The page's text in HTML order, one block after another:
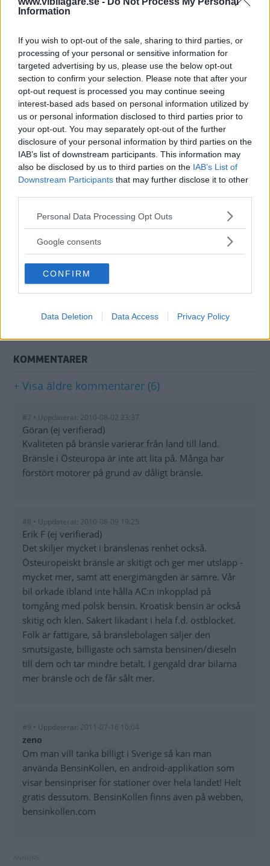
Information
If you wish to opt-out of the sale, sharing to third parties, or
processing of your personal or sensitive information for
targeted advertising by us, please use the below opt-out
section to confirm your selection. Please note that after your
opt-out request is processed you may continue seeing
interest-based ads based on personal information utilized by
us or personal information disclosed to third parties prior to
your opt-out. You may separately opt-out of the further
disclosure of your personal information by third parties on the
IAB’s list of downstream participants. This information may
also be disclosed by us to third parties on the IAB’s List of
Downstream Participants that may further disclose it to other
Please note that this website/app uses one or more Google
not limited to your visit or usage behaviour. You may click to
use your data for below specified purposes in below Google
consent section.
Personal Data Processing Opt Outs
Google consents
CONFIRM
Data Deletion Data Access Privacy Policy
MISSA INTE KOMMANDE ARTIKLAR OM
NYHETER
Få vårt nyhetsbrev utan kostnad
Genom att anmäla dig godkänner du OK-förlagets
personuppgiftspolicy.
LÄNKAR
Ekokörning med Motormännen
KOMMENTARER
+ Visa äldre kommentarer (6)
#7 • Uppdaterat: 2010-08-02 23:37
Göran (ej verifierad)
Kvaliteten på bränsle varierar från land till land.
Bränsle i Östeuropa är inte att lita på. Många har
förstört motorer på grund av dåligt bränsle.
#8 • Uppdaterat: 2010-08-09 19:25
Erik F (ej verifierad)
Det skiljer mycket i bränslenas renhet också.
Östeuropeiskt bränsle är skitigt och ger mer utsläpp -
mycket mer, samt att energimängden är sämre. Vår
bil orkade ibland inte hålla AC:n inkopplad på
tomgång med polsk bensin. Kroatisk bensin är också
skitig och klen. Säkert likadant i hela f.d. östblocket.
Folk är fattigare, så bränslebolagen säljer den
smutsigaste, billigaste och sämsta bensinen/dieseln
till dem och tar mindre betalt. I gengäld drar bilarna
mer bränsle och de får sålt mer.
#9 • Uppdaterat: 2011-07-16 10:04
zeno
Om man vill tanka billigt i Sverige så kan man
använda BensinKollen, en android-applikation som
visar bensinpriser för stationer över hela landet! Helt
gratis dessutom. BensinKollen finns även på webben,
bensinkollen.com